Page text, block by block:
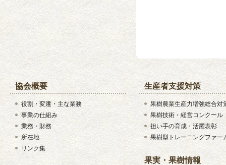
協会概要
役割・変遷・主な業務
事業の仕組み
業務・財務
所在地
リンク集
生産者支援対策
果樹農業生産力増強総合対
果樹技術・経営コンクール
担い手の育成・活躍表彰
果樹型トレーニングファー
果実・果樹情報